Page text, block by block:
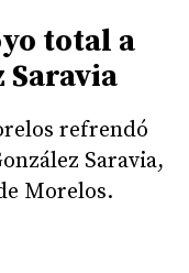
total a
refrendó
Saravia,
Morelos.